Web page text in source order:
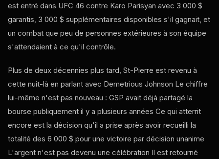
est entré dans UFC 46 contre Karo Parisyan avec 3 000 $
garantis, 3 000 $ supplémentaires disponibles s'il gagnait, et
un combat que peu de personnes extérieures à son équipe
s'attendaient à ce qu'il contrôle.
Plus de deux décennies plus tard, St-Pierre est revenu à
cette nuit-là en parlant avec Demetrious Johnson Le chiffre
lui-même n'est pas nouveau : GSP avait déjà partagé la
bourse publiquement il y a plusieurs années Ce qui atterrit
encore est la décision qu'il a prise après avoir recueilli la
totalité des 6 000 $ pour une victoire par décision unanime
L'argent n'est pas devenu une célébration Il est retourné